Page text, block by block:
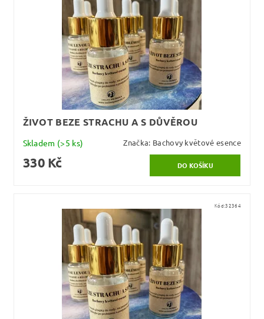
ŽIVOT BEZE STRACHU A S DŮVĚROU
Skladem (>5 ks) Značka: Bachovy květové esence
330 Kč
Kód:32364